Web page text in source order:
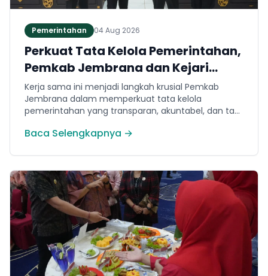
Pemerintahan 04 Aug 2026
Perkuat Tata Kelola Pemerintahan,
Pemkab Jembrana dan Kejari
Jembrana Sepakati Kerja Sama
Hukum Datun
Kerja sama ini menjadi langkah krusial Pemkab
Jembrana dalam memperkuat tata kelola
pemerintahan yang transparan, akuntabel, dan taat
mencakup tiga domain utama, yakni pemberian
tindakan hukum lainnya.
Baca Selengkapnya →